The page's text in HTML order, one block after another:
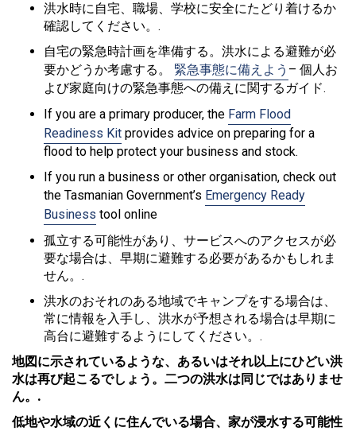
洪水時に自宅、職場、学校に安全にたどり着けるか
確認してください。.
自宅の緊急時計画を準備する。洪水による避難が必
要かどうか考慮する。 緊急事態に備えよう – 個人お
よび家庭向けの緊急事態への備えに関するガイド.
If you are a primary producer, the Farm Flood
Readiness Kit provides advice on preparing for a
flood to help protect your business and stock.
If you run a business or other organisation, check out
the Tasmanian Government’s Emergency Ready
Business tool online
孤立する可能性があり、サービスへのアクセスが必
要な場合は、早期に避難する必要があるかもしれま
せん。.
洪水のおそれのある地域でキャンプをする場合は、
常に情報を入手し、洪水が予想される場合は早期に
高台に避難するようにしてください。.
地図に示されているような、あるいはそれ以上にひどい洪
水は再び起こるでしょう。二つの洪水は同じではありませ
ん。.
低地や水域の近くに住んでいる場合、家が浸水する可能性